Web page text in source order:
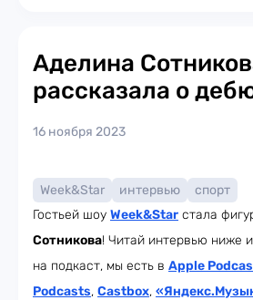
Аделина
рассказала о
16 ноября 2023
Week&Star интервью
спорт
Гостьей шоу Week&Star стала
Сотникова! Читай интервью ниже
на подкаст, мы есть в Apple
Podcasts, Castbox,